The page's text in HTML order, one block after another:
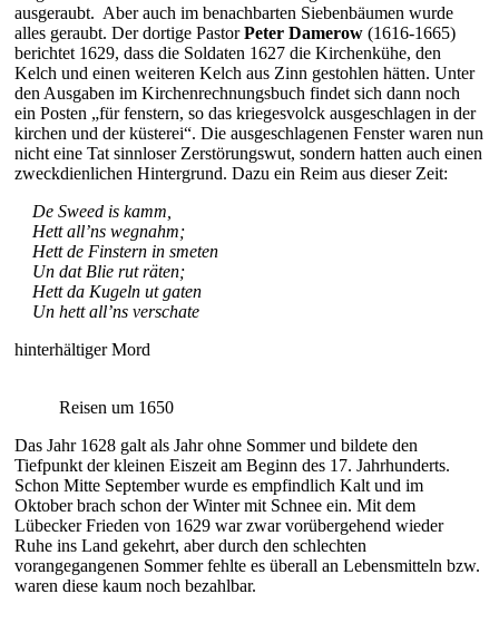
ausgeraubt. Aber auch im benachbarten Siebenbäumen wurde
alles geraubt. Der dortige PastorPeter Damerow (1616-1665)
berichtet 1629, dass die Soldaten 1627 die Kirchenkühe, den
Kelch und einen weiteren Kelch aus Zinn gestohlen hätten. Unter
den Ausgaben im Kirchenrechnungsbuch findet sich dann noch
ein Posten „für fenstern, so das kriegesvolck ausgeschlagen in der
kirchen und der küsterei“. Die ausgeschlagenen Fenster waren nun
nicht eine Tat sinnloser Zerstörungswut, sondern hatten auch einen
zweckdienlichen Hintergrund. Dazu ein Reim aus dieser Zeit:
De Sweed is kamm,
Hett all’ns wegnahm;
Hett de Finstern in smeten
Un dat Blie rut räten;
Hett da Kugeln ut gaten
Un hett all’ns verschate
hinterhältiger Mord
Reisen um 1650
Das Jahr 1628 galt als Jahr ohne Sommer und bildete den
Tiefpunkt der kleinen Eiszeit am Beginn des 17. Jahrhunderts.
Schon Mitte September wurde es empfindlich Kalt und im
Oktober brach schon der Winter mit Schnee ein. Mit dem
Lübecker Frieden von 1629 war zwar vorübergehend wieder
Ruhe ins Land gekehrt, aber durch den schlechten
vorangegangenen Sommer fehlte es überall an Lebensmitteln bzw.
waren diese kaum noch bezahlbar.